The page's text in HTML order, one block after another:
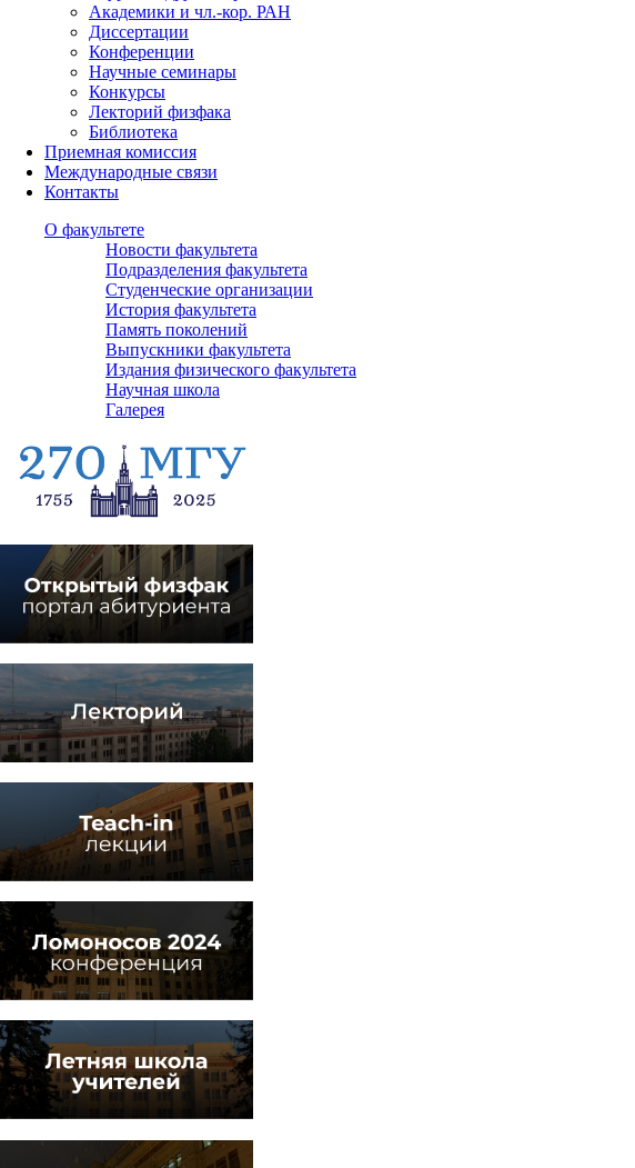
Академики и чл.-кор. РАН
Диссертации
Конференции
Научные семинары
Конкурсы
Лекторий физфака
Библиотека
Приемная комиссия
Международные связи
Контакты
О факультете
Новости факультета
Подразделения факультета
Студенческие организации
История факультета
Память поколений
Выпускники факультета
Издания физического факультета
Научная школа
Галерея